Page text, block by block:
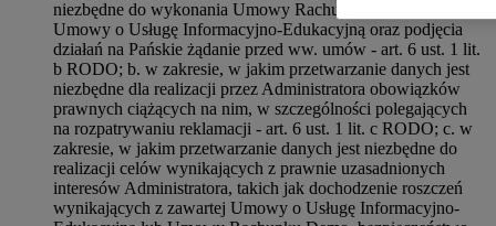
niezbędne do wykonania Umowy Rachunku Demo lub
Umowy o Usługę Informacyjno-Edukacyjną oraz podjęcia
działań na Pańskie żądanie przed ww. umów - art. 6 ust. 1 lit.
b RODO; b. w zakresie, w jakim przetwarzanie danych jest
niezbędne dla realizacji przez Administratora obowiązków
prawnych ciążących na nim, w szczególności polegających
na rozpatrywaniu reklamacji - art. 6 ust. 1 lit. c RODO; c. w
zakresie, w jakim przetwarzanie danych jest niezbędne do
realizacji celów wynikających z prawnie uzasadnionych
interesów Administratora, takich jak dochodzenie roszczeń
wynikających z zawartej Umowy o Usługę Informacyjno-